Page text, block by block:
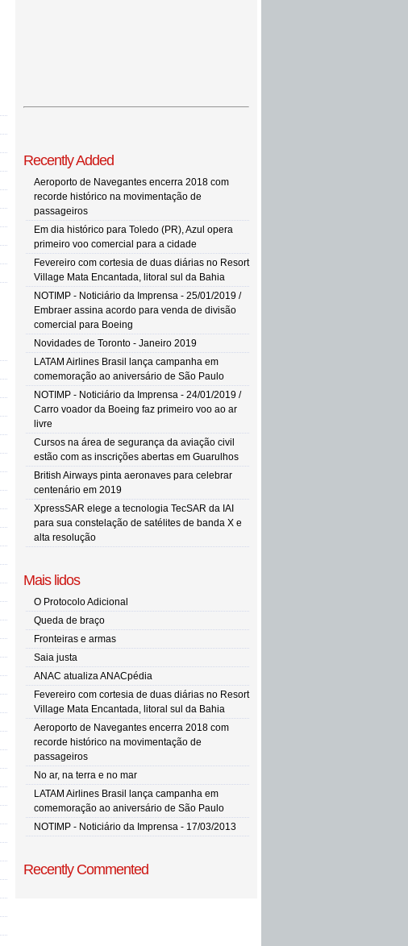
Recently Added
Aeroporto de Navegantes encerra 2018 com
recorde histórico na movimentação de
passageiros
Em dia histórico para Toledo (PR), Azul opera
primeiro voo comercial para a cidade
Fevereiro com cortesia de duas diárias no Resort
Village Mata Encantada, litoral sul da Bahia
NOTIMP - Noticiário da Imprensa - 25/01/2019 /
Embraer assina acordo para venda de divisão
comercial para Boeing
Novidades de Toronto - Janeiro 2019
LATAM Airlines Brasil lança campanha em
comemoração ao aniversário de São Paulo
NOTIMP - Noticiário da Imprensa - 24/01/2019 /
Carro voador da Boeing faz primeiro voo ao ar
livre
Cursos na área de segurança da aviação civil
estão com as inscrições abertas em Guarulhos
British Airways pinta aeronaves para celebrar
centenário em 2019
XpressSAR elege a tecnologia TecSAR da IAI
para sua constelação de satélites de banda X e
alta resolução
Mais lidos
O Protocolo Adicional
Queda de braço
Fronteiras e armas
Saia justa
ANAC atualiza ANACpédia
Fevereiro com cortesia de duas diárias no Resort
Village Mata Encantada, litoral sul da Bahia
Aeroporto de Navegantes encerra 2018 com
recorde histórico na movimentação de
passageiros
No ar, na terra e no mar
LATAM Airlines Brasil lança campanha em
comemoração ao aniversário de São Paulo
NOTIMP - Noticiário da Imprensa - 17/03/2013
Recently Commented